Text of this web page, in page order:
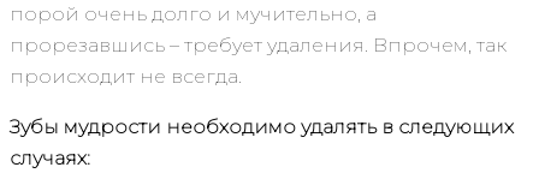
порой очень долго и мучительно, а
прорезавшись – требует удаления. Впрочем, так
происходит не всегда.
Зубы мудрости необходимо удалять в следующих
случаях: